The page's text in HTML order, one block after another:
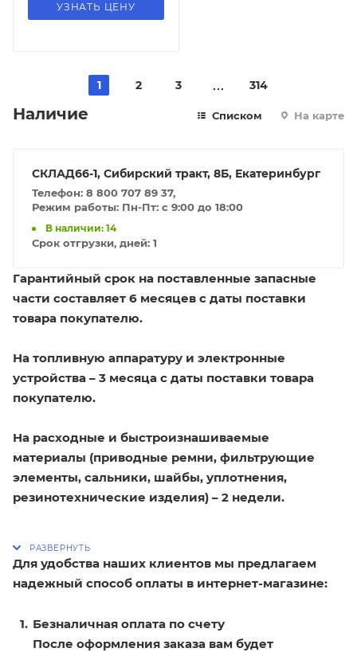
УЗНАТЬ ЦЕНУ
1 2 3 314
Наличие Списком На карте
СКЛАД66-1, Сибирский тракт, 8Б, Екатеринбург
Телефон: 8 800 707 89 37,
Режим работы: Пн-Пт: с 9:00 до 18:00
В наличии: 14
Срок отгрузки, дней: 1
Гарантийный срок на поставленные запасные
части составляет 6 месяцев с даты поставки
товара покупателю.
На топливную аппаратуру и электронные
устройства – 3 месяца с даты поставки товара
покупателю.
На расходные и быстроизнашиваемые
материалы (приводные ремни, фильтрующие
элементы, сальники, шайбы, уплотнения,
резинотехнические изделия) – 2 недели.
Для удобства наших клиентов мы предлагаем
надежный способ оплаты в интернет-магазине:
Безналичная оплата по счету
После оформления заказа вам будет